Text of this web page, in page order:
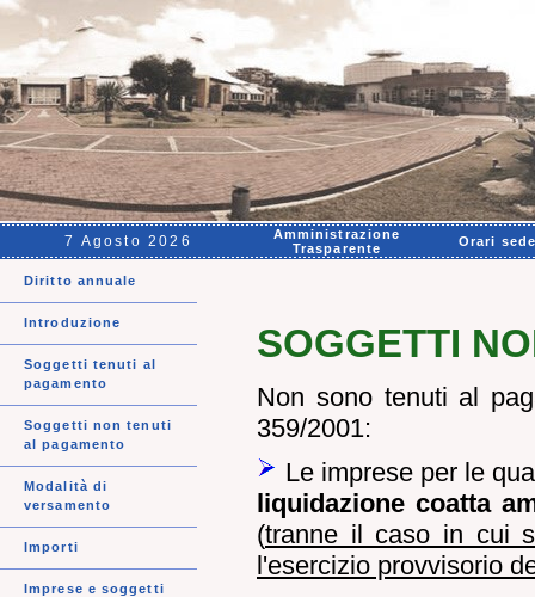
7 Agosto 2026
Amministrazione
Trasparente
Orari sede
Diritto annuale
Introduzione
Soggetti tenuti al
pagamento
Soggetti non tenuti
al pagamento
Modalità di
versamento
Importi
Imprese e soggetti
SOGGETTI
Non sono tenuti al
359/2001:
Le imprese per le
liquidazione coatta
(tranne il caso in cui
l'esercizio provvisorio